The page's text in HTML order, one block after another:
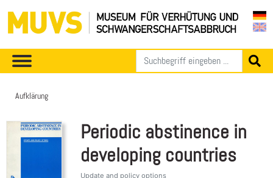
Aufklärung
Periodic abstinence in
developing countries
Update and policy options